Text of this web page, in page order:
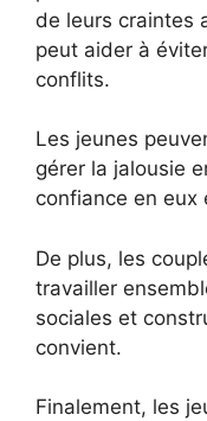
de leurs craintes
peut aider à
conflits.
Les jeunes
gérer la jalousie
confiance en eux
De plus, les
travailler
sociales et
convient.
Finalement, les